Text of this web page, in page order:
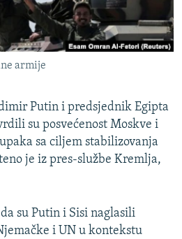
armije
Putin i predsjednik Egipta
su posvećenost Moskve i
sa ciljem stabilizovanja
je iz pres-službe Kremlja,
su Putin i Sisi naglasili
i UN u kontekstu